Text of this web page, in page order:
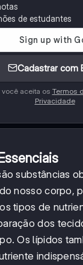
de estudantes
Cadastrar com
aceita os Termos
Privacidade
substâncias
nosso corpo,
tipos de
dos
Os lípidos